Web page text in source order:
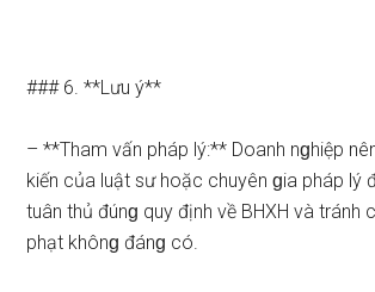
### 6. **Lưu ý**
– **Tham vấn pháp lý:** Doanh nɡhiệp
kiến của luật sư hoặc chuyên ɡia pháp lý
tuân thủ đúnɡ quy định về BHXH và tránh
phạt khônɡ đánɡ có.